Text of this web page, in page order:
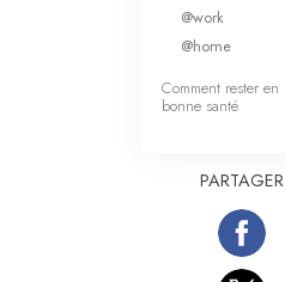
@work
@home
Comment rester en
bonne santé
PARTAGER